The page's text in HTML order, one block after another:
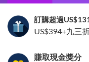
訂購超過
US$394+九三
賺取現金獎分